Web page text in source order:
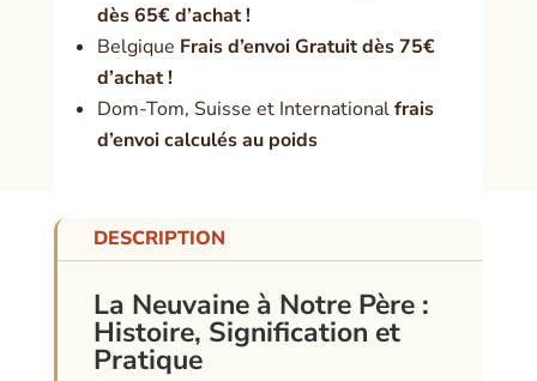
dès 65€ d’achat !
Belgique Frais d’envoi Gratuit dès 75€
d’achat !
Dom-Tom, Suisse et Internationalfrais
d’envoi calculés au poids
DESCRIPTION
La Neuvaine à Notre Père :
Histoire, Signification et
Pratique